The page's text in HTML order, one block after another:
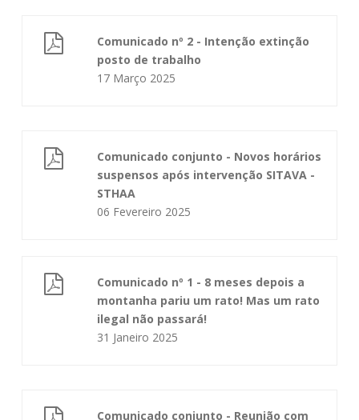
Comunicado nº 2 - Intenção extinção
posto de trabalho
17 Março 2025
Comunicado conjunto - Novos horários
suspensos após intervenção SITAVA -
STHAA
06 Fevereiro 2025
Comunicado nº 1 - 8 meses depois a
montanha pariu um rato! Mas um rato
ilegal não passará!
31 Janeiro 2025
Comunicado conjunto - Reunião com